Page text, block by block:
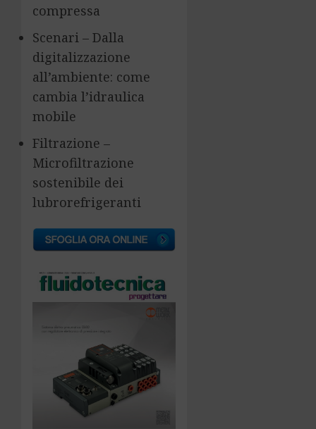
compressa
Scenari – Dalla
digitalizzazione
all’ambiente: come
cambia l’idraulica
mobile
Filtrazione –
Microfiltrazione
sostenibile dei
lubrorefrigeranti